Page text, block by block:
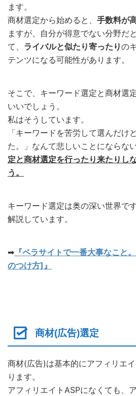
ます。
商材選定から始めると、 手数料が
ますが、自分が得意でない分野だ
て、 ライバルと似たり寄ったりの
テンツになる可能性があります。
そこで、キーワード選定と商材選
いいでしょう。
私はそうしています。
「キーワードを苦労して選んだけ
た。」なんて悲しいことにならない
定と商材選定を行ったり来たりし
う。
キーワード選定は奥の深い世界で
解説しています。
➡︎ 『ペラサイトで一番大事なこと
のつけ方]』
商材(広告)選定
商材(広告)は基本的にアフィリエ
ります。
アフィリエイトASPになくても、